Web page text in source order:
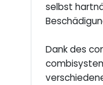
selbst
Dank des